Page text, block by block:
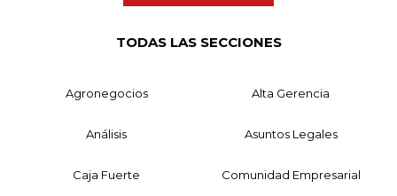
TODAS LAS SECCIONES
Agronegocios Alta Gerencia
Análisis Asuntos Legales
Caja Fuerte Comunidad Empresarial